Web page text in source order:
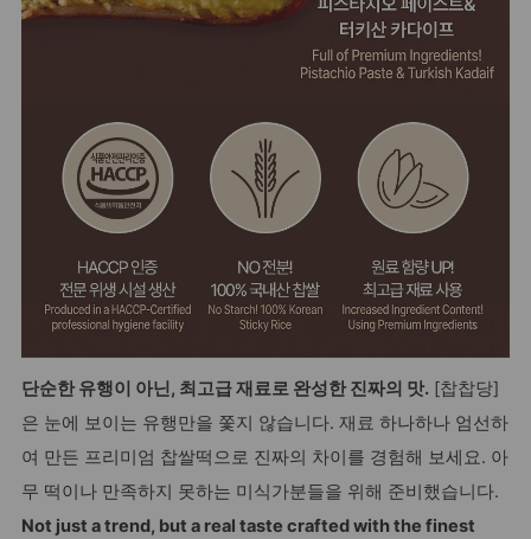
단순한 유행이 아닌, 최고급 재료로 완성한 진짜의 맛. [찹찹당]
은 눈에 보이는 유행만을 쫓지 않습니다. 재료 하나하나 엄선하
여 만든 프리미엄 찹쌀떡으로 진짜의 차이를 경험해 보세요. 아
무 떡이나 만족하지 못하는 미식가분들을 위해 준비했습니다.
Not just a trend, but a real taste crafted with the finest